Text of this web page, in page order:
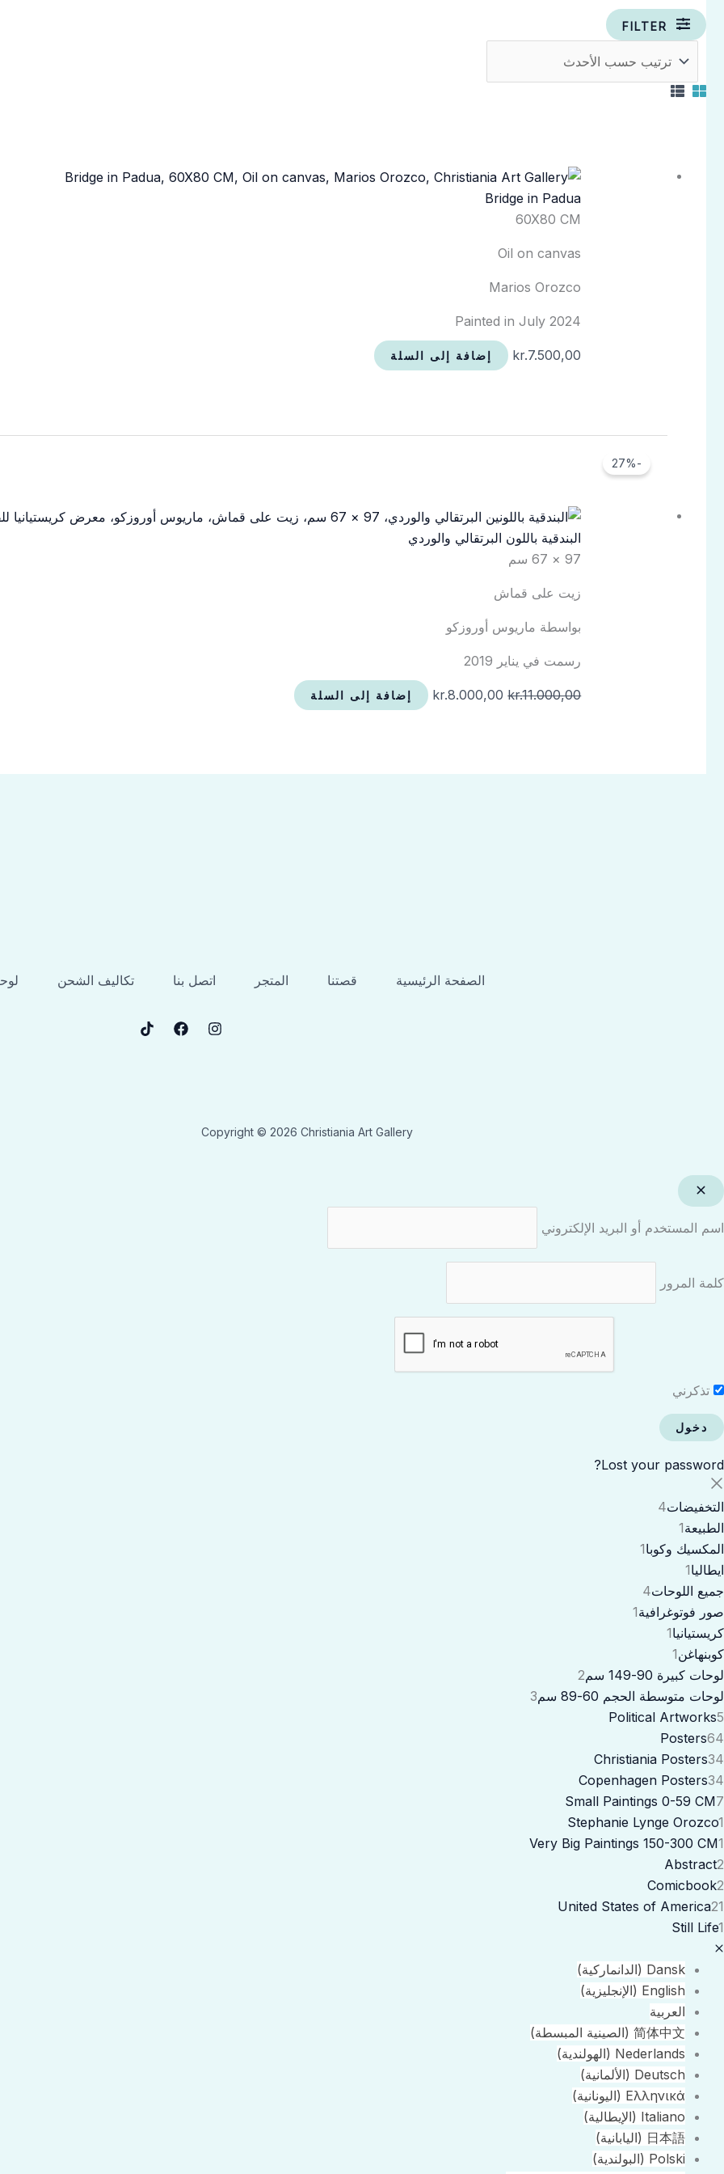
FILTER
Bridge in Padua
60X80 CM
Oil on canvas
Marios Orozco
Painted in July 2024
kr.7.500,00 إضافة إلى السلة
-27%
البندقية باللون البرتقالي والوردي
97 × 67 سم
زيت على قماش
بواسطة ماريوس أوروزكو
رسمت في يناير 2019
kr.11.000,00
kr.11.000,00.
kr.8.000,00
kr.8.000,00.
إضافة إلى السلة
الصفحة الرئيسية قصتنا المتجر اتصل بنا تكاليف الشحن
Copyright © 2026 Christiania Art Gallery
اسم المستخدم أو البريد الإلكتروني
كلمة المرور
تذكرني
Lost your password?
التخفيضات4
الطبيعة1
المكسيك وكوبا1
ايطاليا1
جميع اللوحات4
صور فوتوغرافية1
كريستيانيا1
كوبنهاغن1
لوحات كبيرة 90-149 سم 2
لوحات متوسطة الحجم 60-89 سم 3
Political Artworks5
Posters64
Christiania Posters34
Copenhagen Posters34
Small Paintings 0-59 CM7
Stephanie Lynge Orozco1
Very Big Paintings 150-300 CM1
Abstract2
Comicbook2
United States of America21
Still Life1
Dansk
(الدانماركية)
English
(الإنجليزية)
العربية
简体中文
(الصينية المبسطة)
Nederlands
(الهولندية)
Deutsch
(الألمانية)
Ελληνικά
(اليونانية)
Italiano
(الإيطالية)
日本語
(اليابانية)
Polski
(البولندية)